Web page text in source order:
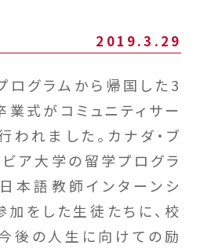
2019.3.29
グラムから帰国した3
式がコミュニティサー
われました。カナダ・ブ
ビア大学の留学プログラ
日本語教師インターンシ
加をした生徒たちに、校
後の人生に向けての励